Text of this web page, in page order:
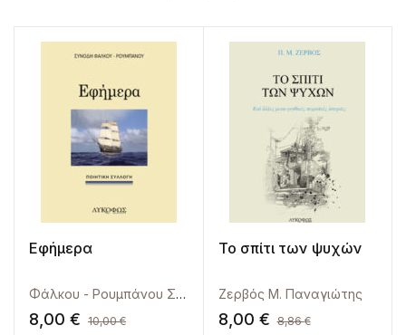
Εφήμερα
Φάλκου - Ρουμπάνου Συνοδή
8,00 € 10,00€
Το σπίτι των ψυχών
Ζερβός Μ. Παναγιώτης
8,00 € 8,86€